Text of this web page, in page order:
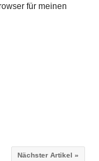
für meinen
Nächster Artikel »